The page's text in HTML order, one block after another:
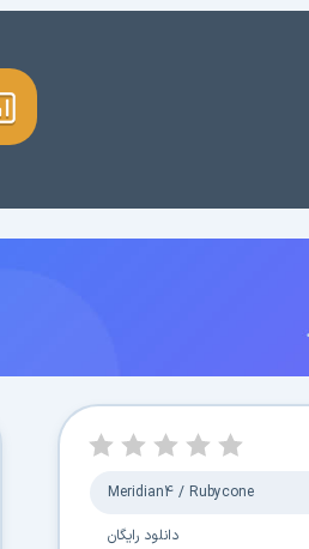
Meridian4 / Rubycone
دانلود رایگان